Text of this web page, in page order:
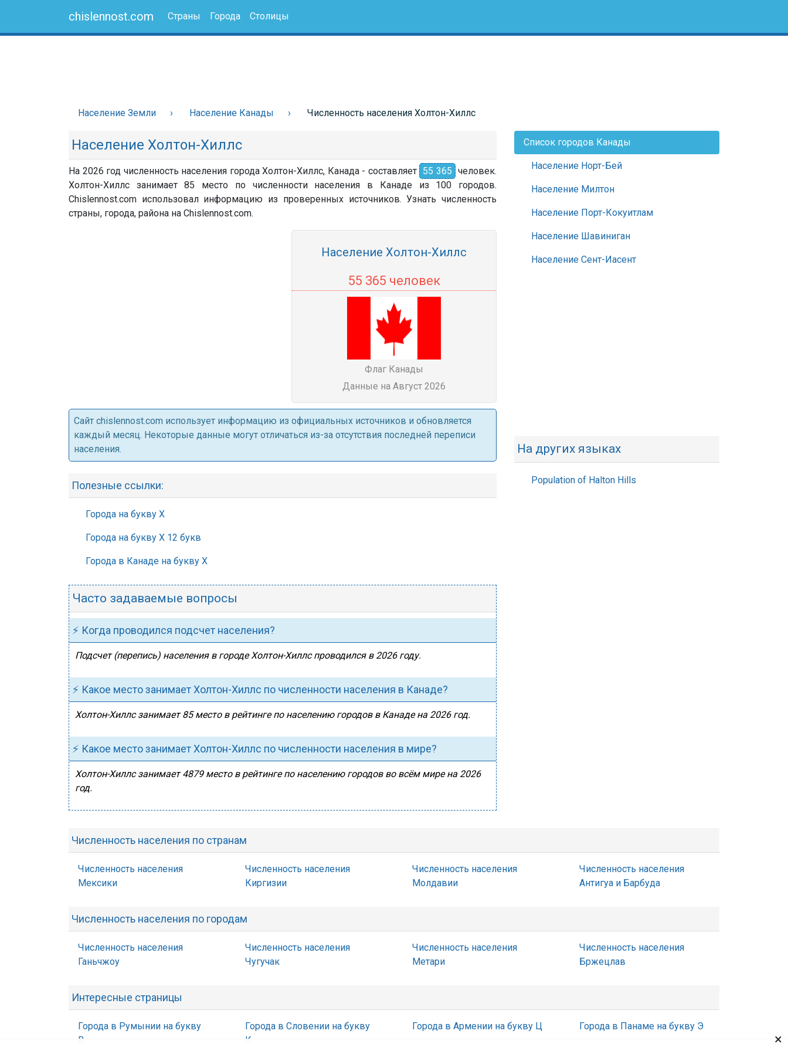
chislennost.com Страны Города Столицы
Население Земли Население Канады Численность населения Холтон-Хиллс
Население Холтон-Хиллс
На 2026 год численность населения города Холтон-Хиллс, Канада - составляет 55 365 человек.
Холтон-Хиллс занимает 85 место по численности населения в Канаде из 100 городов.
Chislennost.com использовал информацию из проверенных источников. Узнать численность
страны, города, района на Chislennost.com.
Население Холтон-Хиллс
55 365 человек
Флаг Канады
Данные на Август 2026
Cайт chislennost.com использует информацию из официальных источников и обновляется
каждый месяц. Некоторые данные могут отличаться из-за отсутствия последней переписи
населения.
Полезные ссылки:
Города на букву Х
Города на букву Х 12 букв
Города в Канаде на букву Х
Часто задаваемые вопросы
⚡ Когда проводился подсчет населения?
Подсчет (перепись) населения в городе Холтон-Хиллс проводился в 2026 году.
⚡ Какое место занимает Холтон-Хиллс по численности населения в Канаде?
Холтон-Хиллс занимает 85 место в рейтинге по населению городов в Канаде на 2026 год.
⚡ Какое место занимает Холтон-Хиллс по численности населения в мире?
Холтон-Хиллс занимает 4879 место в рейтинге по населению городов во всём мире на 2026
год.
Список городов Канады
Население Норт-Бей
Население Милтон
Население Порт-Кокуитлам
Население Шавиниган
Население Сент-Иасент
На других языках
Population of Halton Hills
Численность населения по странам
Численность населения
Мексики
Численность населения
Киргизии
Численность населения
Молдавии
Численность населения
Антигуа и Барбуда
Численность населения по городам
Численность населения
Ганьчжоу
Численность населения
Чугучак
Численность населения
Метари
Численность населения
Бржецлав
Интересные страницы
Города в Румынии на букву
В
Города в Словении на букву
К
Города в Армении на букву Ц Города в Панаме на букву Э
×